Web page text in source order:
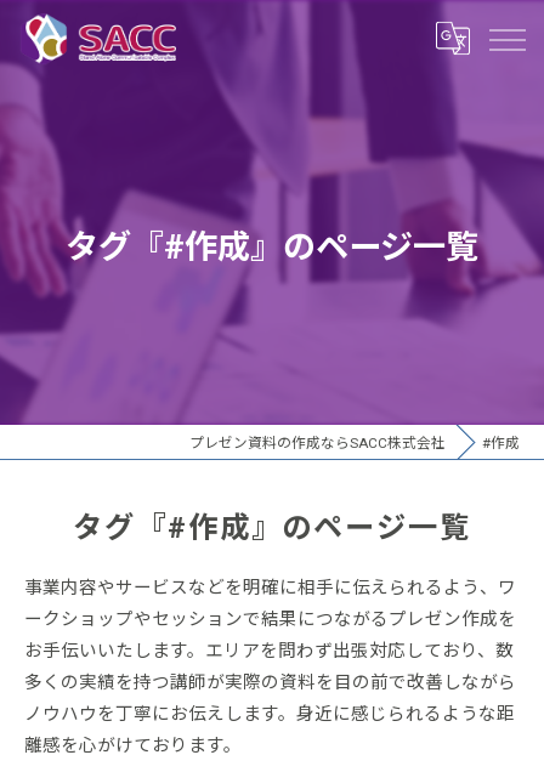
タグ『#作成』のページ一覧
プレゼン資料の作成ならSACC株式会社 #作成
タグ『#作成』のページ一覧
事業内容やサービスなどを明確に相手に伝えられるよう、ワ
ークショップやセッションで結果につながるプレゼン作成を
お手伝いいたします。エリアを問わず出張対応しており、数
多くの実績を持つ講師が実際の資料を目の前で改善しながら
ノウハウを丁寧にお伝えします。身近に感じられるような距
離感を心がけております。